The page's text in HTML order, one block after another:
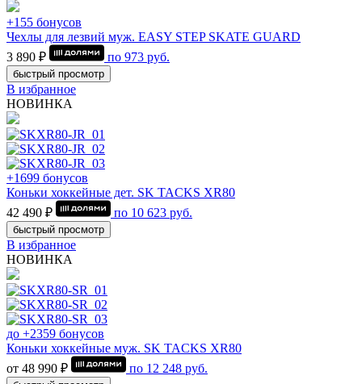
+155 бонусов
Чехлы для лезвий муж. EASY STEP SKATE GUARD
3 890 ₽
по 973 руб.
быстрый просмотр
В избранное
НОВИНКА
+1699 бонусов
Коньки хоккейные дет. SK TACKS XR80
42 490 ₽
по 10 623 руб.
быстрый просмотр
В избранное
НОВИНКА
до +2359 бонусов
Коньки хоккейные муж. SK TACKS XR80
от 48 990 ₽
по 12 248 руб.